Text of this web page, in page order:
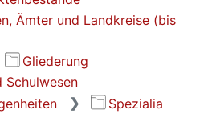
Ämter und Landkreise (bis
Gliederung
Schulwesen
Spezialia